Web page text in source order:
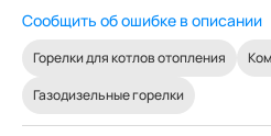
Сообщить об ошибке в описании
Горелки для котлов отопления
Газодизельные горелки